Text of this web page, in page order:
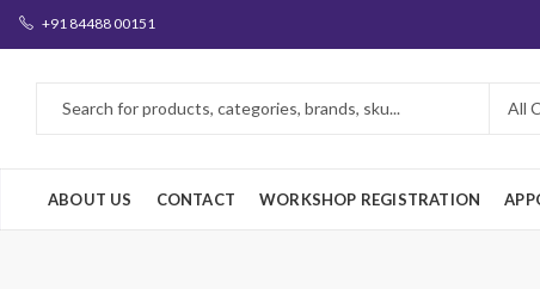
+91 84488 00151
ABOUT US CONTACT WORKSHOP REGISTRATION